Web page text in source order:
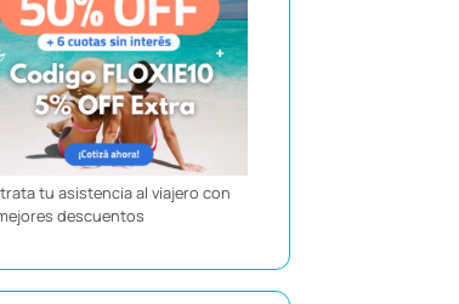
tu asistencia al viajero con
descuentos